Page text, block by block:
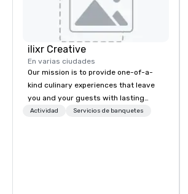
ilixr Creative
En varias ciudades
Our mission is to provide one-of-a-
kind culinary experiences that leave
you and your guests with lasting
memories and satiated palates. Every
Actividad Servicios de banquetes